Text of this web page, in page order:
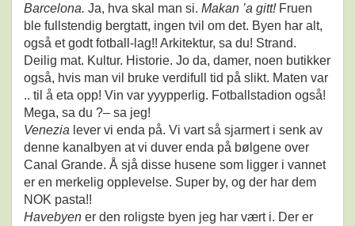
Barcelona. Ja, hva skal man si. Makan ’a gitt!Fruen
ble fullstendig bergtatt, ingen tvil om det. Byen har alt,
også et godt fotball-lag!! Arkitektur, sa du! Strand.
Deilig mat. Kultur. Historie. Jo da, damer, noen butikker
også, hvis man vil bruke verdifull tid på slikt. Maten var
.. til å eta opp! Vin var yyypperlig. Fotballstadion også!
Mega, sa du ?– sa jeg!
Venezia lever vi enda på. Vi vart så sjarmert i senk av
denne kanalbyen at vi duver enda på bølgene over
Canal Grande. Å sjå disse husene som ligger i vannet
er en merkelig opplevelse. Super by, og der har dem
NOK pasta!!
Havebyen er den roligste byen jeg har vært i. Der er